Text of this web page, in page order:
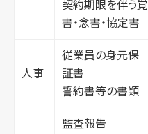
契約期限を伴う覚
書・念書・協定書
人事
従業員の身元保
証書
誓約書等の書類
監査報告